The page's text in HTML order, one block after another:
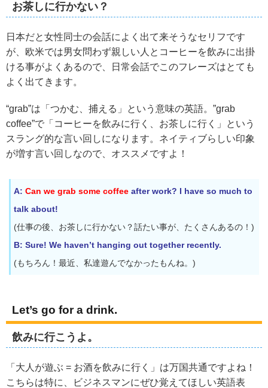
お茶しに行かない？
日本だと女性同士の会話によく出て来そうなセリフです
が、欧米では男女問わず親しい人とコーヒーを飲みに出掛
ける事がよくあるので、日常会話でこのフレーズはとても
よく出てきます。
“grab”は「つかむ、捕える」という意味の英語。”grab
coffee”で「コーヒーを飲みに行く、お茶しに行く」という
スラング的な言い回しになります。ネイティブらしい印象
が増す言い回しなので、オススメですよ！
A: Can we grab some coffee after work? I have so much to
talk about!
(仕事の後、お茶しに行かない？話たい事が、たくさんあるの！)
B: Sure! We haven’t hanging out together recently.
(もちろん！最近、私達遊んでなかったもんね。)
Let’s go for a drink.
飲みに行こうよ。
「大人が遊ぶ = お酒を飲みに行く」は万国共通ですよね！
こちらは特に、ビジネスマンにぜひ覚えてほしい英語表